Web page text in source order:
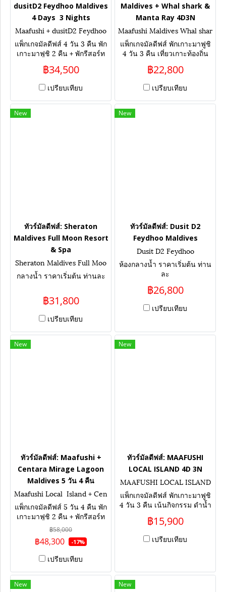
dusitD2 Feydhoo Maldives
4 Days 3 Nights
Maafushi + dusitD2 Feydhoo
Maldives 4 Days 3 Nights
แพ็กเกจมัลดีฟส์ 4 วัน 3 คืน พัก
เกาะมาฟูชิ 2 คืน + พักรีสอร์ท
Maldives 1 คืน เน้นกิจกรรม ดำ
น้ำกับฉลาม เล่นน้ำกับปลากระ
เบน เที่ยวเกาะท้องถิ่น ล่องเรือ
ชมโลมา
฿34,500
เปรียบเทียบ
Maldives + Whal shark &
Manta Ray 4D3N
Maafushi Maldives Whal shar
k & Manta Ray 4D 3N
แพ็กเกจมัลดีฟส์ พักเกาะมาฟูชิ
4 วัน 3 คืน เที่ยวเกาะท้องถิ่น
เล่นน้ำกับกระเบน ตามหา
Whale Shark & Manta Ray
ล่องเรือชมโลมา
฿22,800
เปรียบเทียบ
New
ทัวร์มัลดีฟส์: Sheraton
Maldives Full Moon Resort
& Spa
Sheraton Maldives Full Moo
n Resort & Spa
กลางน้ำ ราคาเริ่มต้น ท่านละ
฿31,800
เปรียบเทียบ
New
ทัวร์มัลดีฟส์: Dusit D2
Feydhoo Maldives
Dusit D2 Feydhoo
ห้องกลางน้ำ ราคาเริ่มต้น ท่าน
ละ
฿26,800
เปรียบเทียบ
New
ทัวร์มัลดีฟส์: Maafushi +
Centara Mirage Lagoon
Maldives 5 วัน 4 คืน
Maafushi Local Island + Cen
tara Mirage Lagoon Maldives
แพ็กเกจมัลดีฟส์ 5 วัน 4 คืน พัก
เกาะมาฟูชิ 2 คืน + พักรีสอร์ท
ห้องกลางน้ำ 2 คืน เน้นกิจกรรม
ดำน้ำกับฉลาม เล่นน้ำกับปลาก
ระเบน เที่ยวเกาะท้องถิ่น ล่อง
เรือชมโลมา
฿58,000
฿48,300 -17%
เปรียบเทียบ
New
ทัวร์มัลดีฟส์: MAAFUSHI
LOCAL ISLAND 4D 3N
MAAFUSHI LOCAL ISLAND
4D 3N
แพ็กเกจมัลดีฟส์ พักเกาะมาฟูชิ
4 วัน 3 คืน เน้นกิจกรรม ดำน้ำ
น้ำกับกระเบน ล่องเรือชมโลมา
฿15,900
เปรียบเทียบ
New New